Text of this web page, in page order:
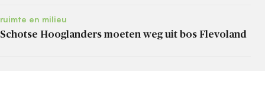
ruimte en milieu
Schotse Hooglanders moeten weg uit bos Flevoland